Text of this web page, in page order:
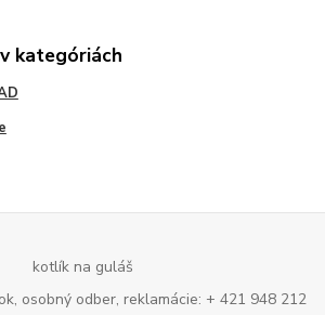
kategóriách
kotlík na guláš
osobný odber, reklamácie: + 421 948 212